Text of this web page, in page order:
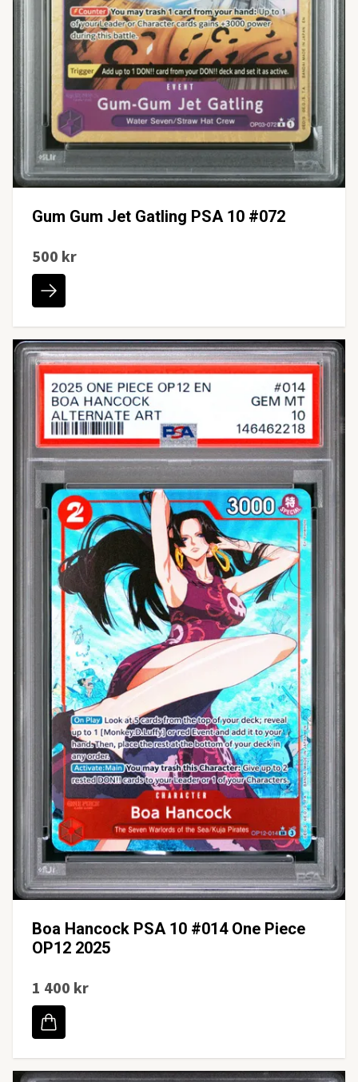
Gum Gum Jet Gatling PSA 10 #072
500 kr
Boa Hancock PSA 10 #014 One Piece
OP12 2025
1 400 kr